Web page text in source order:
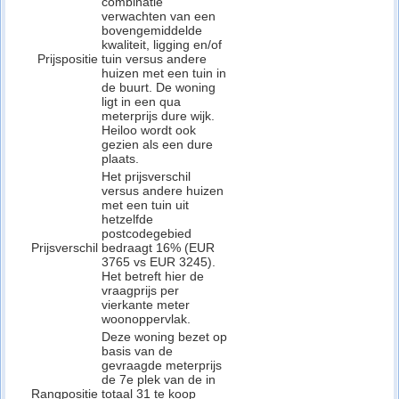
Prijspositie
verwachten van een
bovengemiddelde
kwaliteit, ligging en/of
tuin versus andere
huizen met een tuin in
de buurt. De woning
ligt in een qua
meterprijs dure wijk.
Heiloo wordt ook
gezien als een dure
plaats.
Prijsverschil
Het prijsverschil
versus andere huizen
met een tuin uit
hetzelfde
postcodegebied
bedraagt 16% (EUR
3765 vs EUR 3245).
Het betreft hier de
vraagprijs per
vierkante meter
woonoppervlak.
Rangpositie
Deze woning bezet op
basis van de
gevraagde meterprijs
de 7e plek van de in
totaal 31 te koop